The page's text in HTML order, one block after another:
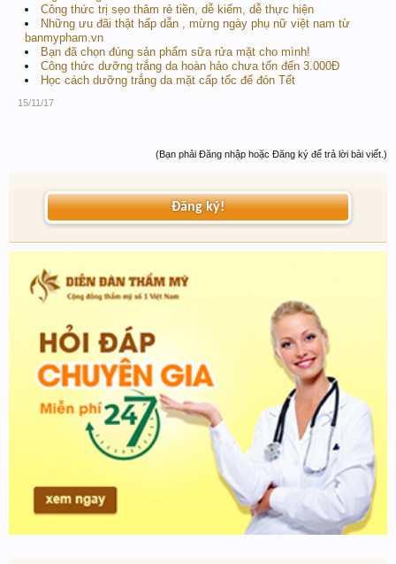
Công thức trị sẹo thâm rẻ tiền, dễ kiếm, dễ thực hiện
Những ưu đãi thật hấp dẫn , mừng ngày phụ nữ việt nam từ
banmypham.vn
Bạn đã chọn đúng sản phẩm sữa rửa mặt cho mình!
Công thức dưỡng trắng da hoàn hảo chưa tốn đến 3.000Đ
Học cách dưỡng trắng da mặt cấp tốc để đón Tết
15/11/17
(Bạn phải Đăng nhập hoặc Đăng ký để trả lời bài viết.)
Đăng ký!